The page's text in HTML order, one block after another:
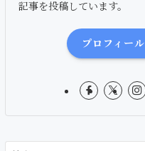
記事を投稿しています。
プロフィール